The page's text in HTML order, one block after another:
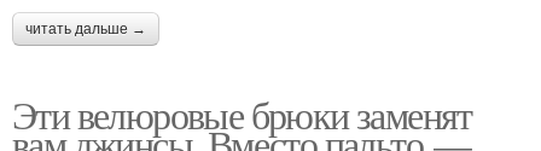
читать дальше →
Эти велюровые брюки заменят